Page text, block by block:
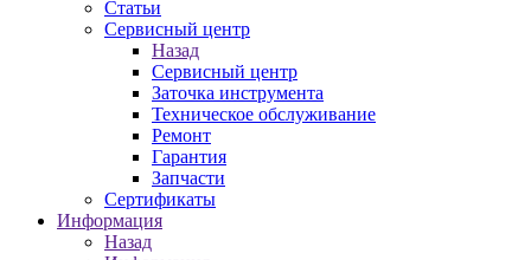
Статьи
Сервисный центр
Назад
Сервисный центр
Заточка инструмента
Техническое обслуживание
Ремонт
Гарантия
Запчасти
Сертификаты
Информация
Назад